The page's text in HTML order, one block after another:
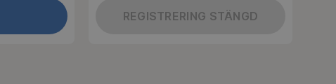
REGISTRERING STÄNGD